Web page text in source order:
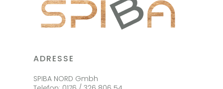
ADRESSE
SPIBA NORD Gmbh